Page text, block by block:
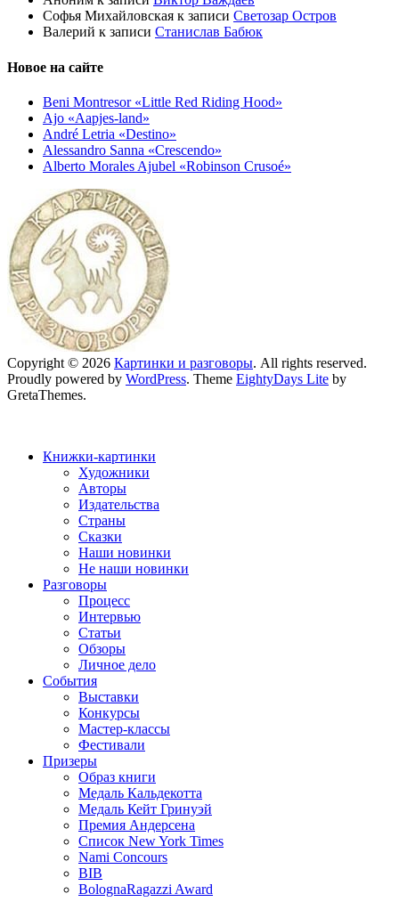
Софья Михайловская к записи Светозар Остров
Валерий к записи Станислав Бабюк
Новое на сайте
Beni Montresor «Little Red Riding Hood»
Ajo «Aapjes-land»
André Letria «Destino»
Alessandro Sanna «Crescendo»
Alberto Morales Ajubel «Robinson Crusoé»
Copyright © 2026 Картинки и разговоры. All rights reserved.
Proudly powered by WordPress. Theme EightyDays Lite by
GretaThemes.
Книжки-картинки
Художники
Авторы
Издательства
Страны
Сказки
Наши новинки
Не наши новинки
Разговоры
Процесс
Интервью
Статьи
Обзоры
Личное дело
События
Выставки
Конкурсы
Мастер-классы
Фестивали
Призеры
Образ книги
Медаль Кальдекотта
Медаль Кейт Гринуэй
Премия Андерсена
Список New York Times
Nami Concours
BIB
BolognaRagazzi Award